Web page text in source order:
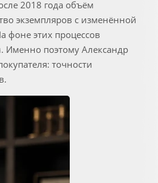
2018 года объём
экземпляров с изменённой
фоне этих процессов
Именно поэтому Александр
точности